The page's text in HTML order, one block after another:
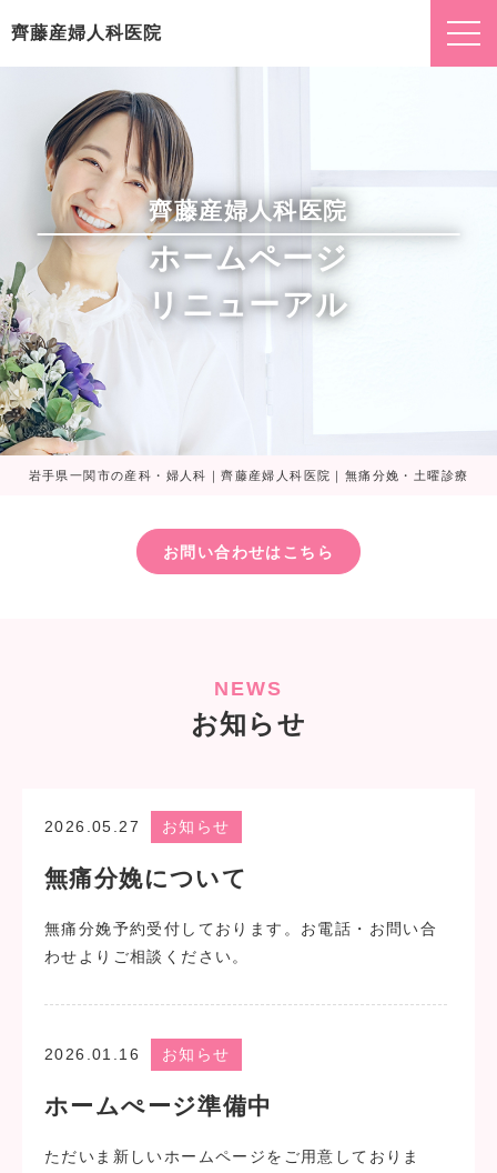
齊藤産婦人科医院
齊藤産婦人科医院
ホームページ
リニューアル
岩手県一関市の産科・婦人科｜齊藤産婦人科医院｜無痛分娩・土曜診療
お問い合わせはこちら
NEWS
お知らせ
2026.05.27 お知らせ
無痛分娩について
無痛分娩予約受付しております。お電話・お問い合
わせよりご相談ください。
2026.01.16 お知らせ
ホームぺージ準備中
ただいま新しいホームページをご用意しておりま